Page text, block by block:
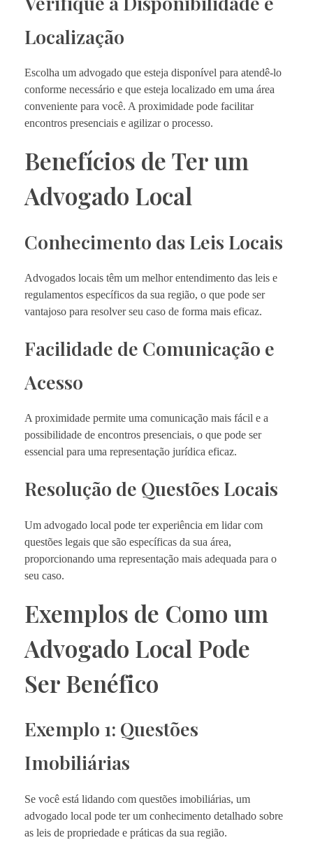
Localização
Escolha um advogado que esteja disponível para atendê-lo
conforme necessário e que esteja localizado em uma área
conveniente para você. A proximidade pode facilitar
encontros presenciais e agilizar o processo.
Benefícios de Ter um
Advogado Local
Conhecimento das Leis Locais
Advogados locais têm um melhor entendimento das leis e
regulamentos específicos da sua região, o que pode ser
vantajoso para resolver seu caso de forma mais eficaz.
Facilidade de Comunicação e
Acesso
A proximidade permite uma comunicação mais fácil e a
possibilidade de encontros presenciais, o que pode ser
essencial para uma representação jurídica eficaz.
Resolução de Questões Locais
Um advogado local pode ter experiência em lidar com
questões legais que são específicas da sua área,
proporcionando uma representação mais adequada para o
seu caso.
Exemplos de Como um
Advogado Local Pode
Ser Benéfico
Exemplo 1: Questões
Imobiliárias
Se você está lidando com questões imobiliárias, um
advogado local pode ter um conhecimento detalhado sobre
as leis de propriedade e práticas da sua região.